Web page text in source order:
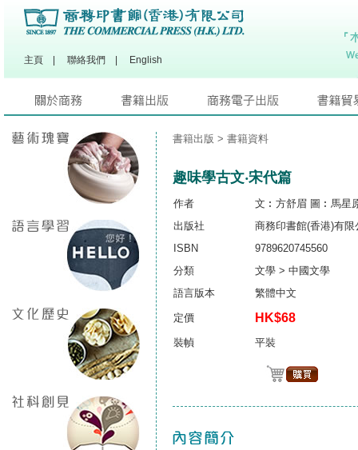
主頁 聯絡我們 English
書籍出版 > 書籍資料
趣味學古文‧宋代篇
作者
文︰方舒眉 圖︰馬星
出版社
商務印書館(香港)有限
ISBN
9789620745560
分類
文學 > 中國文學
語言版本
繁體中文
定價 HK$68
裝幀 平裝